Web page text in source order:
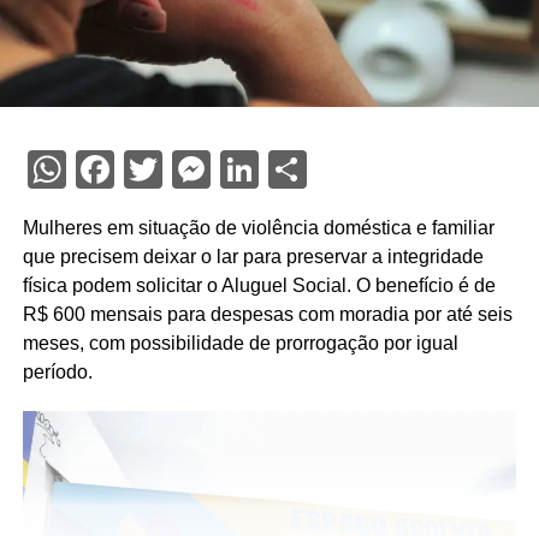
WhatsApp
Facebook
Twitter
Messenger
LinkedIn
Share
Mulheres em situação de violência doméstica e familiar
que precisem deixar o lar para preservar a integridade
física podem solicitar o Aluguel Social. O benefício é de
R$ 600 mensais para despesas com moradia por até seis
meses, com possibilidade de prorrogação por igual
período.